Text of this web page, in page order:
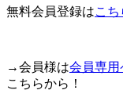
無料会員登録はこち
→会員様は会員専用
こちらから！